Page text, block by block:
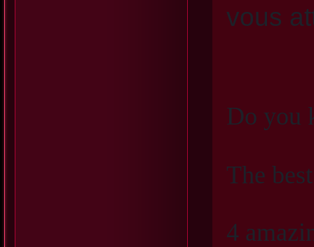
vous
Do you
The
4